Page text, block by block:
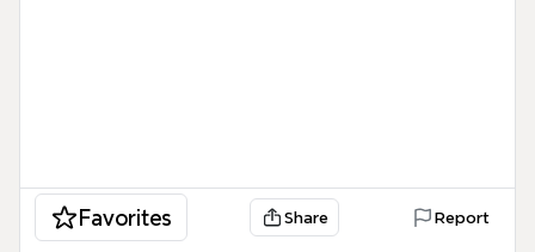
Favorites Share Report